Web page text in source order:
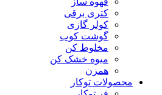
کتری برقی
کولر گازی
گوشت کوب
مخلوط کن
میوه خشک کن
همزن
محصولات توکار